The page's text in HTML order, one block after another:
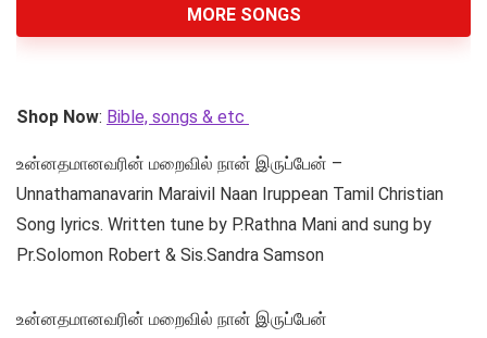
MORE SONGS
Shop Now: Bible, songs & etc
உன்னதமானவரின் மறைவில் நான் இருப்பேன் –
Unnathamanavarin Maraivil Naan Iruppean Tamil Christian
Song lyrics. Written tune by P.Rathna Mani and sung by
Pr.Solomon Robert & Sis.Sandra Samson
உன்னதமானவரின் மறைவில் நான் இருப்பேன்